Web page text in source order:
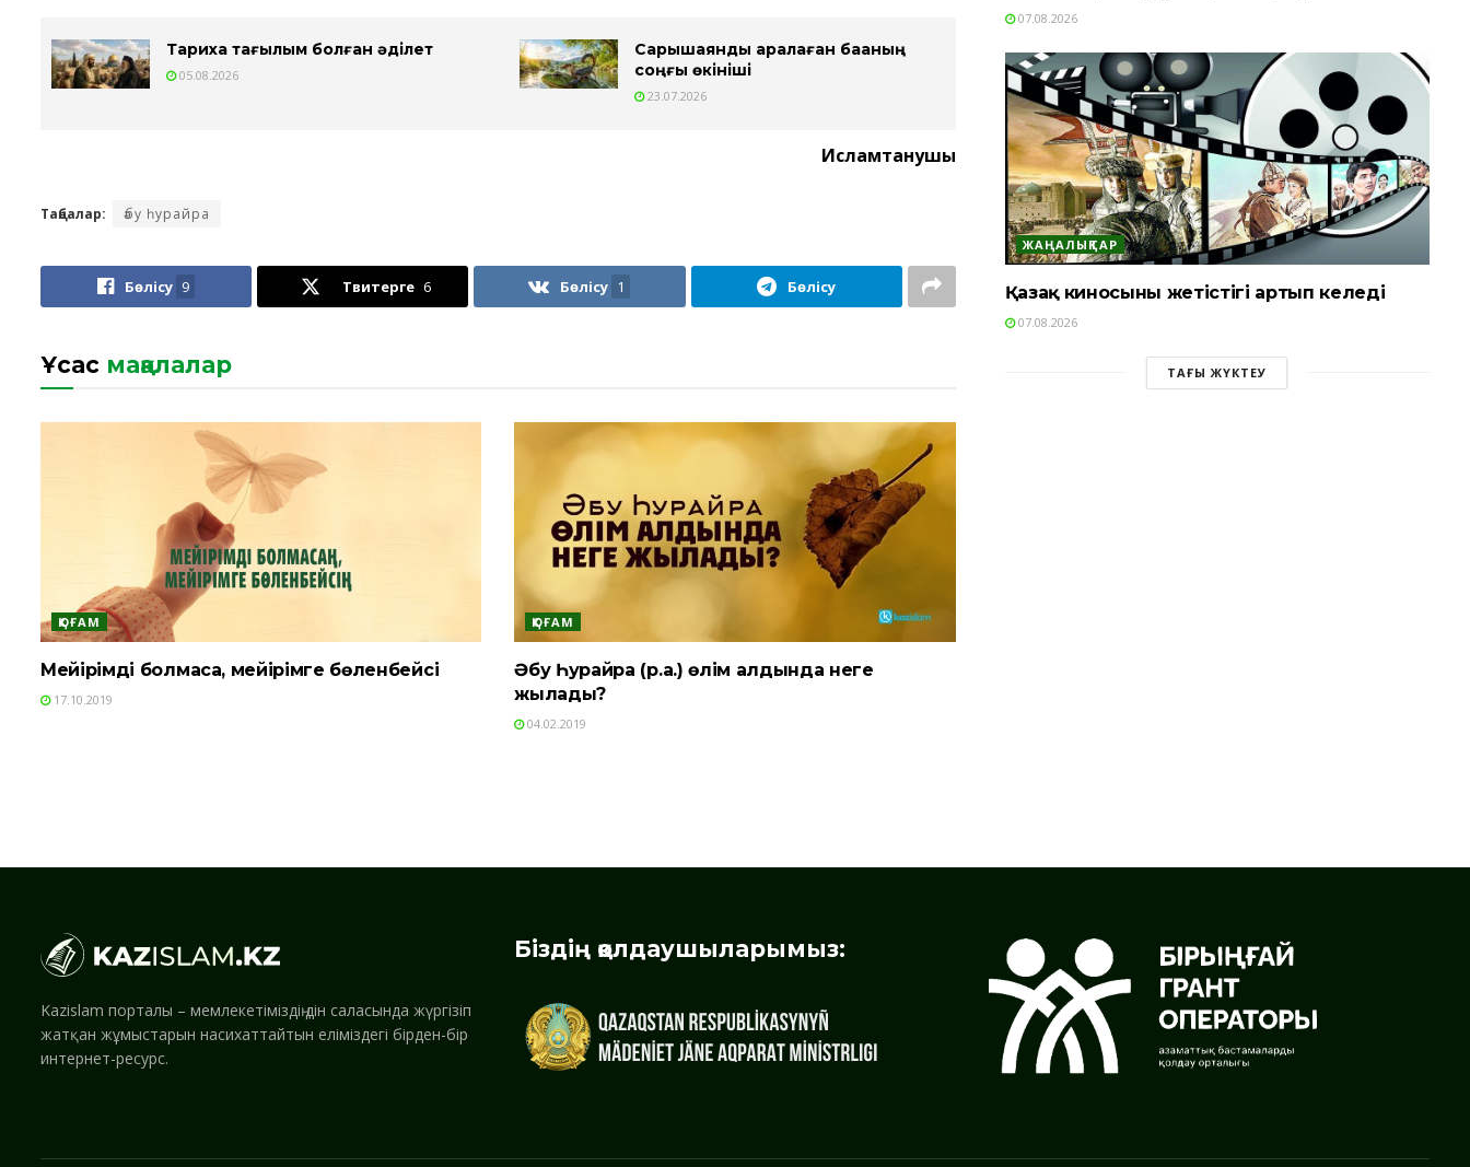
Тарихқа тағылым болған әділет
05.08.2026
Сарышаянды арқалаған бақаның
соңғы өкініші
23.07.2026
Исламтанушы
Таңбалар: әбу һурайра
Бөлісу 9 Твитерге 6 Бөлісу 1 Бөлісу
Ұқсас мақалалар
ҚОҒАМ
Мейірімді болмасаң, мейірімге бөленбейсің
17.10.2019
ҚОҒАМ
Әбу Һурайра (р.а.) өлім алдында неге
жылады?
04.02.2019
07.08.2026
ЖАҢАЛЫҚТАР
Қазақ киносының жетістігі артып келеді
07.08.2026
ТАҒЫ ЖҮКТЕУ
Kazislam порталы – мемлекетіміздің дін саласында жүргізіп
жатқан жұмыстарын насихаттайтын еліміздегі бірден-бір
интернет-ресурс.
Біздің қолдаушыларымыз: